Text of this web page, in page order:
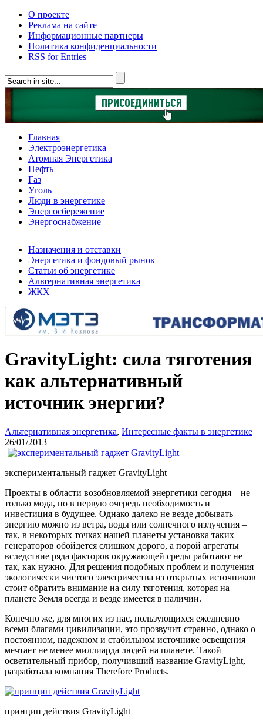
О проекте
Реклама на сайте
Информационные партнеры
Политика конфиденциальности
RSS for Entries
Главная
Электроэнергетика
Атомная Энергетика
Нефть
Газ
Уголь
Люди в энергетике
Энергосбережение
Энергоснабжение
Назначения и отставки
Энергетика и фондовый рынок
Статьи об энергетике
Альтернативная энергетика
ЖКХ
GravityLight: сила тяготения
как альтернативный
источник энергии?
Альтернативная энергетика, Интересные факты в энергетике
26/01/2013
экспериментальный гаджет GravityLight
Проекты в области возобновляемой энергетики сегодня – не
только мода, но в первую очередь необходимость и
инвестиция в будущее. Однако далеко не везде добывать
энергию можно из ветра, воды или солнечного излучения –
так, в некоторых точках нашей планеты установка таких
генераторов обойдется слишком дорого, а порой агрегаты
вследствие ряда факторов окружающей среды работают не
так, как нужно. Для решения подобных проблем и получения
экологически чистого электричества из открытых источников
стоит обратить внимание на силу тяготения, которая на
планете Земля всегда и везде имеется в наличии.
Конечно же, для многих из нас, пользующихся ежедневно
всеми благами цивилизации, это прозвучит странно, однако о
постоянном, надежном и стабильном источнике освещения
мечтает не менее миллиарда людей на планете. Такой
осветительный прибор, получивший название GravityLight,
разработала компания Therefore Products.
принцип действия GravityLight